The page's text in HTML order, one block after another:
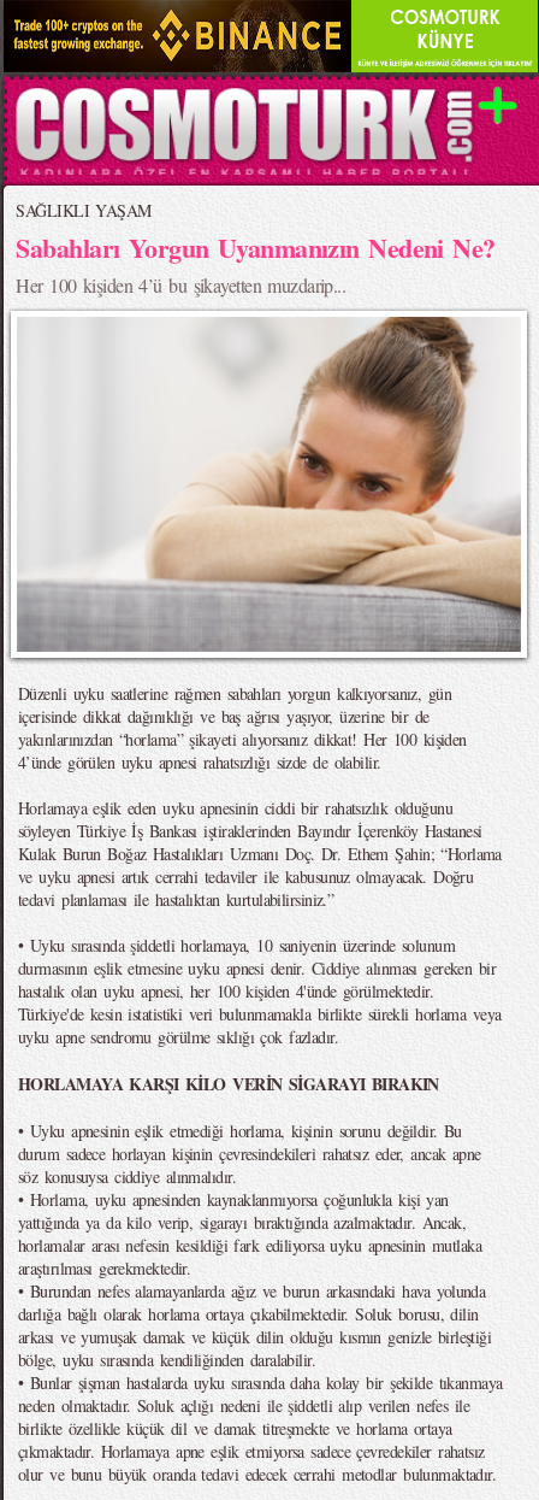
SAĞLIKLI YAŞAM
Sabahları Yorgun Uyanmanızın Nedeni Ne?
Her 100 kişiden 4’ü bu şikayetten muzdarip...
Düzenli uyku saatlerine rağmen sabahları yorgun kalkıyorsanız, gün
içerisinde dikkat dağınıklığı ve baş ağrısı yaşıyor, üzerine bir de
yakınlarınızdan “horlama” şikayeti alıyorsanız dikkat! Her 100 kişiden
4’ünde görülen uyku apnesi rahatsızlığı sizde de olabilir.
Horlamaya eşlik eden uyku apnesinin ciddi bir rahatsızlık olduğunu
söyleyen Türkiye İş Bankası iştiraklerinden Bayındır İçerenköy Hastanesi
Kulak Burun Boğaz Hastalıkları Uzmanı Doç. Dr. Ethem Şahin; “Horlama
ve uyku apnesi artık cerrahi tedaviler ile kabusunuz olmayacak. Doğru
tedavi planlaması ile hastalıktan kurtulabilirsiniz.”
• Uyku sırasında şiddetli horlamaya, 10 saniyenin üzerinde solunum
durmasının eşlik etmesine uyku apnesi denir. Ciddiye alınması gereken bir
hastalık olan uyku apnesi, her 100 kişiden 4'ünde görülmektedir.
Türkiye'de kesin istatistiki veri bulunmamakla birlikte sürekli horlama veya
uyku apne sendromu görülme sıklığı çok fazladır.
HORLAMAYA KARŞI KİLO VERİN SİGARAYI BIRAKIN
• Uyku apnesinin eşlik etmediği horlama, kişinin sorunu değildir. Bu
durum sadece horlayan kişinin çevresindekileri rahatsız eder, ancak apne
söz konusuysa ciddiye alınmalıdır.
• Horlama, uyku apnesinden kaynaklanmıyorsa çoğunlukla kişi yan
yattığında ya da kilo verip, sigarayı bıraktığında azalmaktadır. Ancak,
horlamalar arası nefesin kesildiği fark ediliyorsa uyku apnesinin mutlaka
araştırılması gerekmektedir.
• Burundan nefes alamayanlarda ağız ve burun arkasındaki hava yolunda
darlığa bağlı olarak horlama ortaya çıkabilmektedir. Soluk borusu, dilin
arkası ve yumuşak damak ve küçük dilin olduğu kısmın genizle birleştiği
bölge, uyku sırasında kendiliğinden daralabilir.
• Bunlar şişman hastalarda uyku sırasında daha kolay bir şekilde tıkanmaya
neden olmaktadır. Soluk açlığı nedeni ile şiddetli alıp verilen nefes ile
birlikte özellikle küçük dil ve damak titreşmekte ve horlama ortaya
çıkmaktadır. Horlamaya apne eşlik etmiyorsa sadece çevredekiler rahatsız
olur ve bunu büyük oranda tedavi edecek cerrahi metodlar bulunmaktadır.